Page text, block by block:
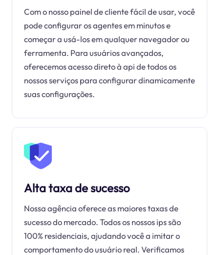
Com o nosso painel de cliente fácil de usar, você
pode configurar os agentes em minutos e
começar a usá-los em qualquer navegador ou
ferramenta. Para usuários avançados,
oferecemos acesso direto à api de todos os
nossos serviços para configurar dinamicamente
suas configurações.
Alta taxa de sucesso
Nossa agência oferece as maiores taxas de
sucesso do mercado. Todos os nossos ips são
100% residenciais, ajudando você a imitar o
comportamento do usuário real. Verificamos